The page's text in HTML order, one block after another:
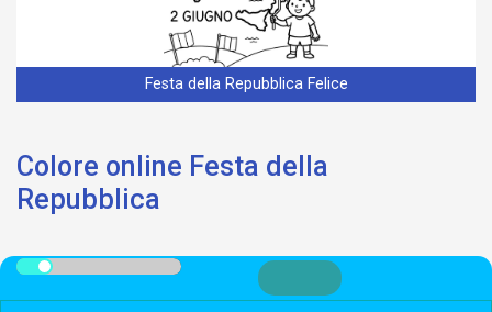
Festa della Repubblica Felice
Colore online Festa della
Repubblica